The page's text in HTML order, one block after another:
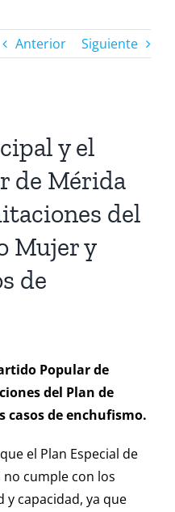
Anterior Siguiente
y el
de Mérida
del
Mujer y
de
Popular de
del Plan de
casos de enchufismo.
el Plan Especial de
cumple con los
y capacidad, ya que